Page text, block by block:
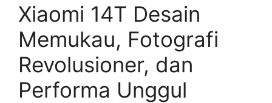
Xiaomi 14T Desain
Memukau, Fotografi
Revolusioner, dan
Performa Unggul